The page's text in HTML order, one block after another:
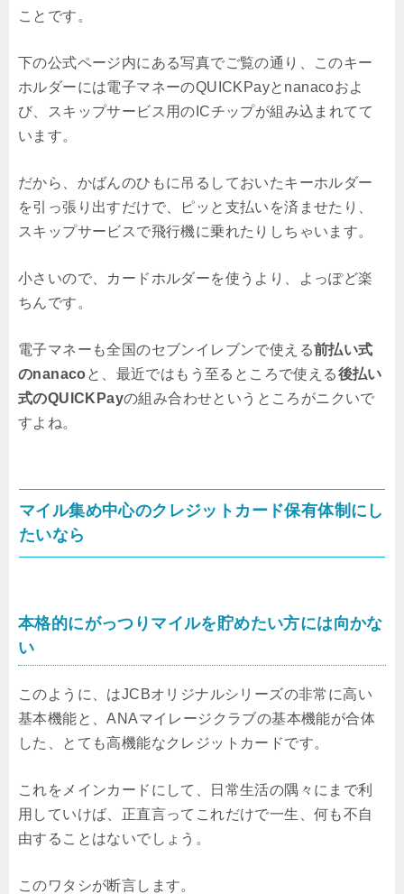
ことです。
下の公式ページ内にある写真でご覧の通り、このキー
ホルダーには電子マネーのQUICKPayとnanacoおよ
び、スキップサービス用のICチップが組み込まれてて
います。
だから、かばんのひもに吊るしておいたキーホルダー
を引っ張り出すだけで、ピッと支払いを済ませたり、
スキップサービスで飛行機に乗れたりしちゃいます。
小さいので、カードホルダーを使うより、よっぽど楽
ちんです。
電子マネーも全国のセブンイレブンで使える前払い式
のnanacoと、最近ではもう至るところで使える後払い
式のQUICKPayの組み合わせというところがニクいで
すよね。
マイル集め中心のクレジットカード保有体制にし
たいなら
本格的にがっつりマイルを貯めたい方には向かな
い
このように、はJCBオリジナルシリーズの非常に高い
基本機能と、ANAマイレージクラブの基本機能が合体
した、とても高機能なクレジットカードです。
これをメインカードにして、日常生活の隅々にまで利
用していけば、正直言ってこれだけで一生、何も不自
由することはないでしょう。
このワタシが断言します。